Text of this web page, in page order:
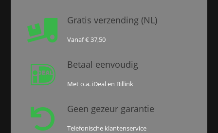
 Gratis verzending (NL)
Vanaf € 37,50
 Betaal eenvoudig
Met o.a. iDeal en Billink
 Geen gezeur garantie
Telefonische klantenservice